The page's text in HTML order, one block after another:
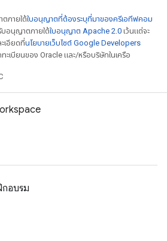
ตภายใต้ใบอนุญาตที่ต้องระบุที่มาของครีเอทีฟคอม
บอนุญาตภายใต้ใบอนุญาต Apache 2.0 เว้นแต่จะ
เอียดที่นโยบายเว็บไซต์ Google Developers
ะเบียนของ Oracle และ/หรือบริษัทในเครือ
กอบรม